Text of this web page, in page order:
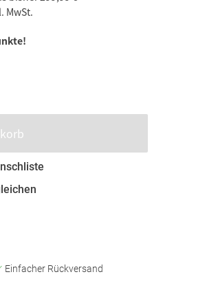
MwSt.
Einfacher Rückversand